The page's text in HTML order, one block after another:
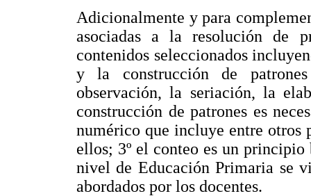
Adicionalmente y para
asociadas a la resolución de
contenidos seleccionados
y la construcción de
observación, la seriación, la
construcción de patrones es
numérico que incluye entre otros
ellos; 3º el conteo es un
nivel de Educación Primaria se
abordados por los docentes.